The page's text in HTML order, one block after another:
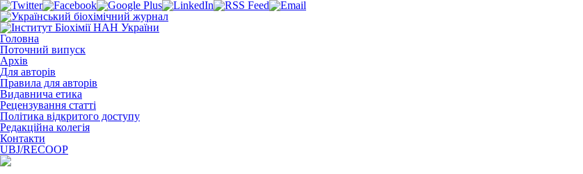
Головна
Поточний випуск
Архів
Для авторів
Правила для авторів
Видавнича етика
Рецензування статті
Політика відкритого доступу
Редакційна колегія
Контакти
UBJ/RECOOP